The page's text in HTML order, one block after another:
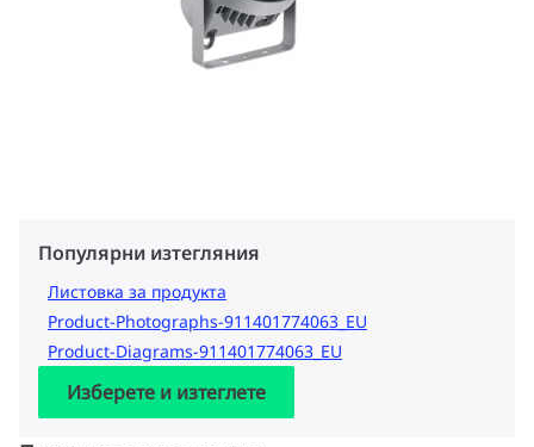
Популярни изтегляния
Листовка за продукта
Product-Photographs-911401774063_EU
Product-Diagrams-911401774063_EU
Изберете и изтеглете